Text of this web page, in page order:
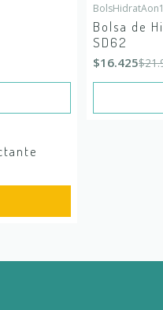
-25%
En rupture
Bolsa de
SD62
$16.425